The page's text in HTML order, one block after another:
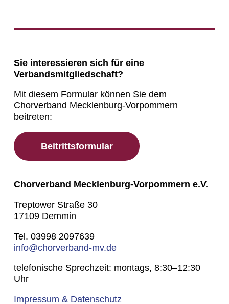
Sie interessieren sich für eine
Verbandsmitgliedschaft?
Mit diesem Formular können Sie dem
Chorverband Mecklenburg-Vorpommern
beitreten:
Beitrittsformular
Chorverband Mecklenburg-Vorpommern e.V.
Treptower Straße 30
17109 Demmin
Tel. 03998 2097639
info@chorverband-mv.de
telefonische Sprechzeit: montags, 8:30–12:30
Uhr
Impressum & Datenschutz